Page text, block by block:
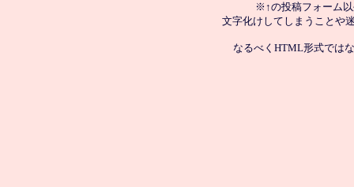
※↑の投稿フォーム
文字化けしてしまうことや
なるべくHTML形式では